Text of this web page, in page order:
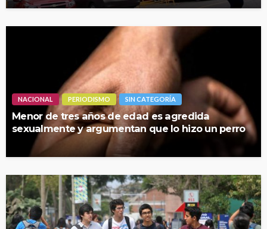
NACIONAL PERIODISMO SIN CATEGORÍA
Menor de tres años de edad es agredida
sexualmente y argumentan que lo hizo un perro